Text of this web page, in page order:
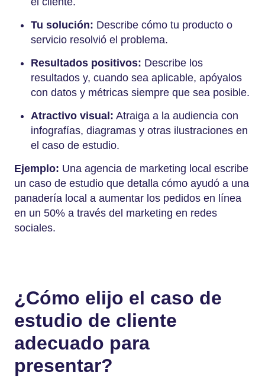
Tu solución: Describe cómo tu producto o
servicio resolvió el problema.
Resultados positivos: Describe los
resultados y, cuando sea aplicable, apóyalos
con datos y métricas siempre que sea posible.
Atractivo visual: Atraiga a la audiencia con
infografías, diagramas y otras ilustraciones en
el caso de estudio.
Ejemplo: Una agencia de marketing local escribe
un caso de estudio que detalla cómo ayudó a una
panadería local a aumentar los pedidos en línea
en un 50% a través del marketing en redes
sociales.
¿Cómo elijo el caso de
estudio de cliente
adecuado para
presentar?